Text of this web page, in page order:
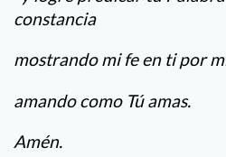
constancia
mostrando mi fe en ti por
amando como Tú amas.
Amén.